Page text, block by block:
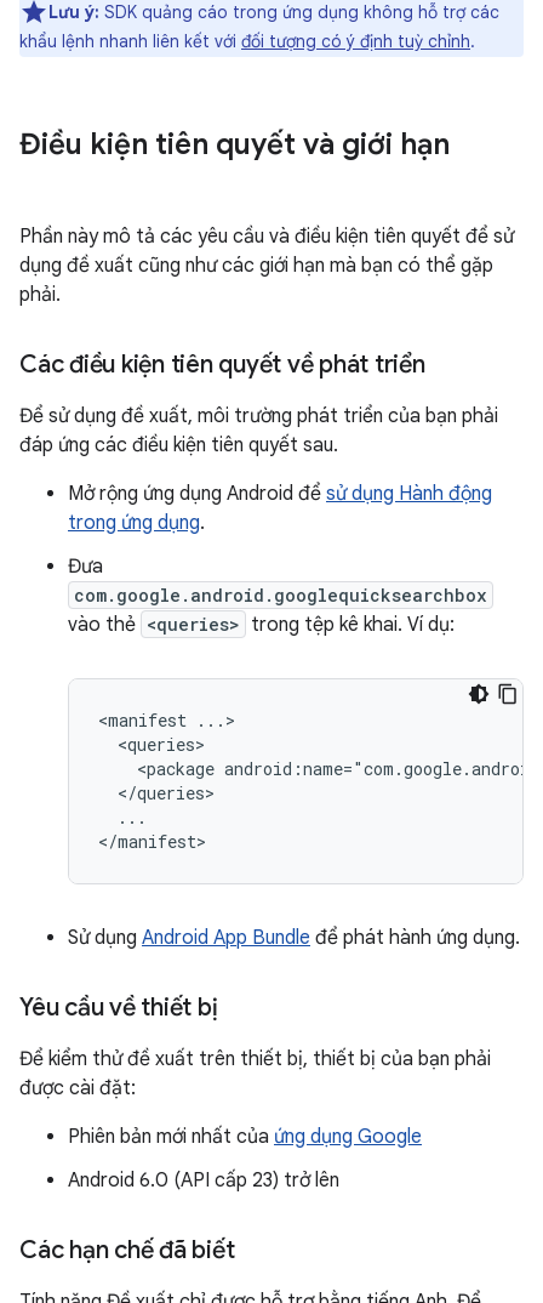
Lưu ý: SDK quảng cáo trong ứng dụng không hỗ trợ các
khẩu lệnh nhanh liên kết với đối tượng có ý định tuỳ chỉnh.
Điều kiện tiên quyết và giới hạn
Phần này mô tả các yêu cầu và điều kiện tiên quyết để sử
dụng đề xuất cũng như các giới hạn mà bạn có thể gặp
phải.
Các điều kiện tiên quyết về phát triển
Để sử dụng đề xuất, môi trường phát triển của bạn phải
đáp ứng các điều kiện tiên quyết sau.
Mở rộng ứng dụng Android để sử dụng Hành động
trong ứng dụng.
Đưa
com.google.android.googlequicksearchbox
vào thẻ <queries> trong tệp kê khai. Ví dụ:
<manifest
<package
...
Sử dụng Android App Bundle để phát hành ứng dụng.
Yêu cầu về thiết bị
Để kiểm thử đề xuất trên thiết bị, thiết bị của bạn phải
được cài đặt:
Phiên bản mới nhất của ứng dụng Google
Android 6.0 (API cấp 23) trở lên
Các hạn chế đã biết